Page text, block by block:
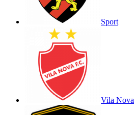
Sport
Vila Nova